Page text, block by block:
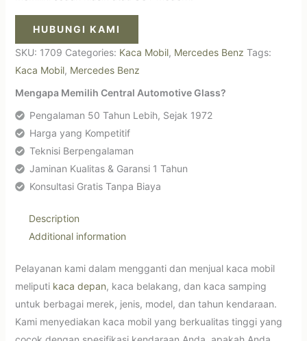
HUBUNGI KAMI
SKU: 1709 Categories: Kaca Mobil, Mercedes Benz Tags:
Kaca Mobil, Mercedes Benz
Mengapa Memilih Central Automotive Glass?
Pengalaman 50 Tahun Lebih, Sejak 1972
Harga yang Kompetitif
Teknisi Berpengalaman
Jaminan Kualitas & Garansi 1 Tahun
Konsultasi Gratis Tanpa Biaya
Description
Additional information
Pelayanan kami dalam mengganti dan menjual kaca mobil
meliputi kaca depan, kaca belakang, dan kaca samping
untuk berbagai merek, jenis, model, dan tahun kendaraan.
Kami menyediakan kaca mobil yang berkualitas tinggi yang